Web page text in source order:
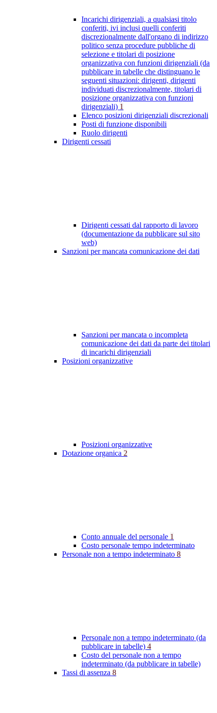
Incarichi dirigenziali, a qualsiasi titolo
conferiti, ivi inclusi quelli conferiti
discrezionalmente dall'organo di indirizzo
politico senza procedure pubbliche di
selezione e titolari di posizione
organizzativa con funzioni dirigenziali (da
pubblicare in tabelle che distinguano le
seguenti situazioni: dirigenti, dirigenti
individuati discrezionalmente, titolari di
posizione organizzativa con funzioni
dirigenziali) 1
Elenco posizioni dirigenziali discrezionali
Posti di funzione disponibili
Ruolo dirigenti
Dirigenti cessati
Dirigenti cessati dal rapporto di lavoro
(documentazione da pubblicare sul sito
web)
Sanzioni per mancata comunicazione dei dati
Sanzioni per mancata o incompleta
comunicazione dei dati da parte dei titolari
di incarichi dirigenziali
Posizioni organizzative
Posizioni organizzative
Dotazione organica 2
Conto annuale del personale 1
Costo personale tempo indeterminato
Personale non a tempo indeterminato 8
Personale non a tempo indeterminato (da
pubblicare in tabelle) 4
Costo del personale non a tempo
indeterminato (da pubblicare in tabelle)
Tassi di assenza 8